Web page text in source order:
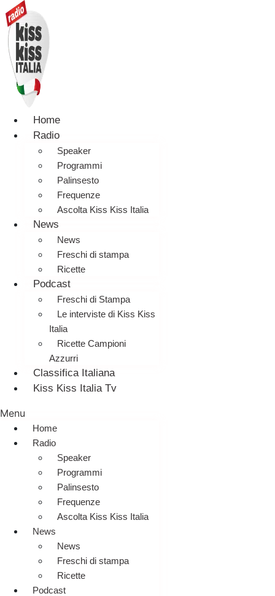
Home
Radio
Speaker
Programmi
Palinsesto
Frequenze
Ascolta Kiss Kiss Italia
News
News
Freschi di stampa
Ricette
Podcast
Freschi di Stampa
Le interviste di Kiss Kiss
Italia
Ricette Campioni
Azzurri
Classifica Italiana
Kiss Kiss Italia Tv
Menu
Home
Radio
Speaker
Programmi
Palinsesto
Frequenze
Ascolta Kiss Kiss Italia
News
News
Freschi di stampa
Ricette
Podcast